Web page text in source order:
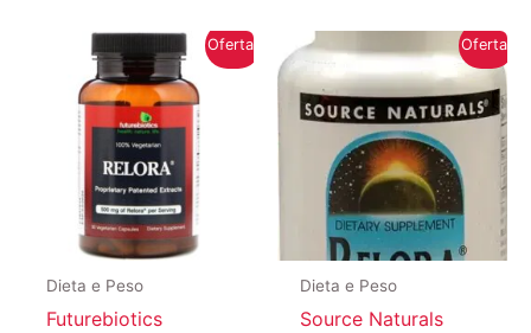
Oferta!
Dieta e Peso
Futurebiotics
Oferta!
Dieta e Peso
Source Naturals